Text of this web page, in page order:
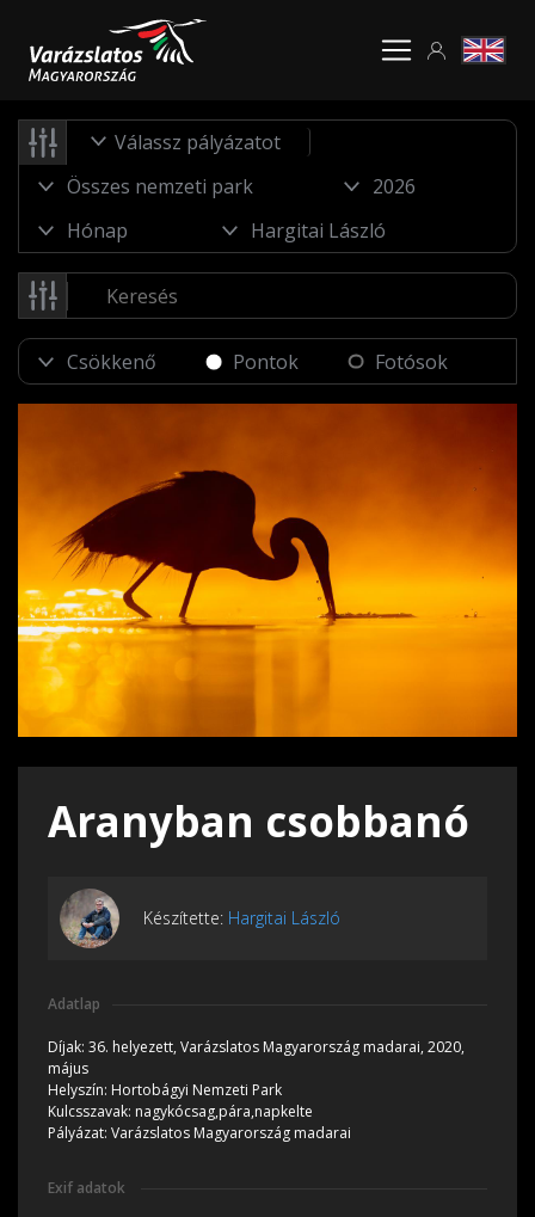
Válassz pályázatot
Pontok Fotósok
Aranyban csobbanó
Készítette: Hargitai László
Adatlap
Díjak: 36. helyezett, Varázslatos Magyarország madarai, 2020,
május
Helyszín: Hortobágyi Nemzeti Park
Kulcsszavak: nagykócsag,pára,napkelte
Pályázat: Varázslatos Magyarország madarai
Exif adatok